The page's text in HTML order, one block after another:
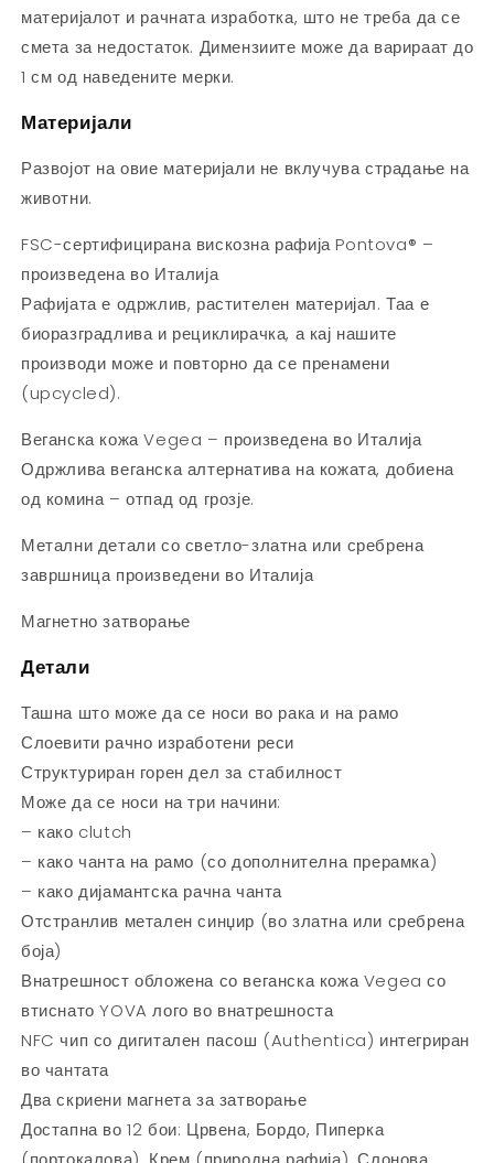
материјалот и рачната изработка, што не треба да се
смета за недостаток. Димензиите може да варираат до
1 см од наведените мерки.
Материјали
Развојот на овие материјали не вклучува страдање на
животни.
FSC-сертифицирана вискозна рафија Pontova® –
произведена во Италија
Рафијата е одржлив, растителен материјал. Таа е
биоразградлива и рециклирачка, а кај нашите
производи може и повторно да се пренамени
(upcycled).
Веганска кожа Vegea – произведена во Италија
Одржлива веганска алтернатива на кожата, добиена
од комина – отпад од грозје.
Метални детали со светло-златна или сребрена
завршница произведени во Италија
Магнетно затворање
Детали
Ташна што може да се носи во рака и на рамо
Слоевити рачно изработени реси
Структуриран горен дел за стабилност
Може да се носи на три начини:
– како clutch
– како чанта на рамо (со дополнителна прерамка)
– како дијамантска рачна чанта
Отстранлив метален синџир (во златна или сребрена
боја)
Внатрешност обложена со веганска кожа Vegea со
втиснато YOVA лого во внатрешноста
NFC чип со дигитален пасош (Authentica) интегриран
во чантата
Два скриени магнета за затворање
Достапна во 12 бои: Црвена, Бордо, Пиперка